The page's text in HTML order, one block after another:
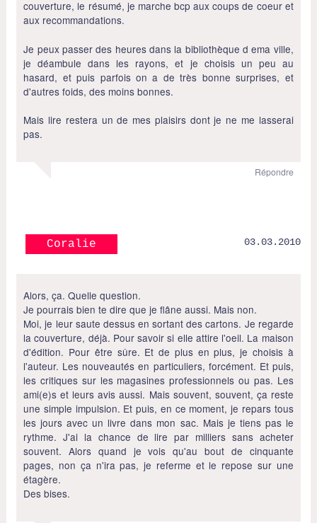
couverture, le résumé, je marche bcp aux coups de coeur et
aux recommandations.
Je peux passer des heures dans la bibliothèque d ema ville,
je déambule dans les rayons, et je choisis un peu au
hasard, et puis parfois on a de très bonne surprises, et
d'autres foids, des moins bonnes.
Mais lire restera un de mes plaisirs dont je ne me lasserai
pas.
Répondre
Coralie 03.03.2010
Alors, ça. Quelle question.
Je pourrais bien te dire que je flâne aussi. Mais non.
Moi, je leur saute dessus en sortant des cartons. Je regarde
la couverture, déjà. Pour savoir si elle attire l'oeil. La maison
d'édition. Pour être sûre. Et de plus en plus, je choisis à
l'auteur. Les nouveautés en particuliers, forcément. Et puis,
les critiques sur les magasines professionnels ou pas. Les
ami(e)s et leurs avis aussi. Mais souvent, souvent, ça reste
une simple impulsion. Et puis, en ce moment, je repars tous
les jours avec un livre dans mon sac. Mais je tiens pas le
rythme. J'ai la chance de lire par milliers sans acheter
souvent. Alors quand je vois qu'au bout de cinquante
pages, non ça n'ira pas, je referme et le repose sur une
étagère.
Des bises.